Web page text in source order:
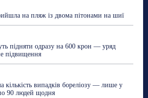
Робота
Сад та город
Спорт
Топ-новини Фоторепортаж
на пляж із двома пітонами на шиї
підняти одразу на 600 крон — уряд
підвищення
кількість випадків бореліозу — лише у
90 людей щодня